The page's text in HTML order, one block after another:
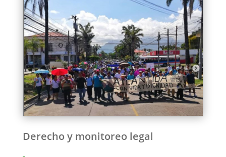
Derecho y monitoreo legal